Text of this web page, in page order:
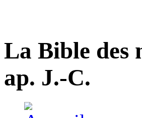
La Bible des
ap. J.-C.